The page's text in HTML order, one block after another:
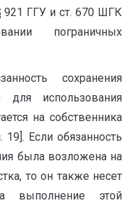
921 ГГУ и ст. 670 ШГК
пограничных
сохранения
для использования
на собственника
19]. Если обязанность
была возложена на
то он также несет
выполнение этой